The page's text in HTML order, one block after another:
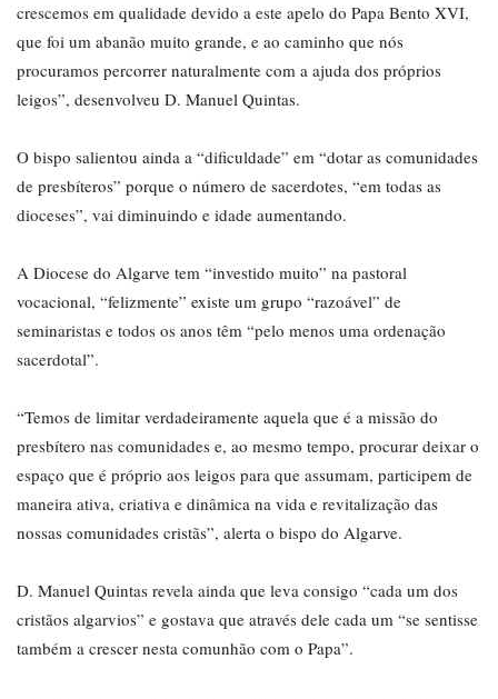
crescemos em qualidade devido a este apelo do Papa Bento XVI,
que foi um abanão muito grande, e ao caminho que nós
procuramos percorrer naturalmente com a ajuda dos próprios
leigos”, desenvolveu D. Manuel Quintas.
O bispo salientou ainda a “dificuldade” em “dotar as comunidades
de presbíteros” porque o número de sacerdotes, “em todas as
dioceses”, vai diminuindo e idade aumentando.
A Diocese do Algarve tem “investido muito” na pastoral
vocacional, “felizmente” existe um grupo “razoável” de
seminaristas e todos os anos têm “pelo menos uma ordenação
sacerdotal”.
“Temos de limitar verdadeiramente aquela que é a missão do
presbítero nas comunidades e, ao mesmo tempo, procurar deixar o
espaço que é próprio aos leigos para que assumam, participem de
maneira ativa, criativa e dinâmica na vida e revitalização das
nossas comunidades cristãs”, alerta o bispo do Algarve.
D. Manuel Quintas revela ainda que leva consigo “cada um dos
cristãos algarvios” e gostava que através dele cada um “se sentisse
também a crescer nesta comunhão com o Papa”.